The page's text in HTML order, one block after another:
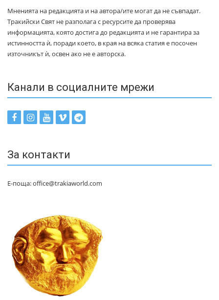
Мненията на редакцията и на автора/ите могат да не съвпадат.
Тракийски Свят не разполага с ресурсите да проверява
информацията, която достига до редакцията и не гарантира за
истинността ѝ, поради което, в края на всяка статия е посочен
източникът ѝ, освен ако не е авторска.
Канали в социалните мрежи
За контакти
Е-поща: office@trakiaworld.com